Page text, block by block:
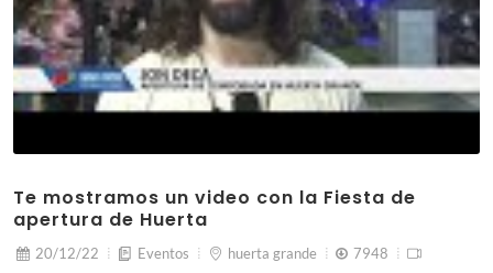
Te mostramos un video con la Fiesta de
apertura de Huerta
20/12/22 Eventos huerta grande 7948